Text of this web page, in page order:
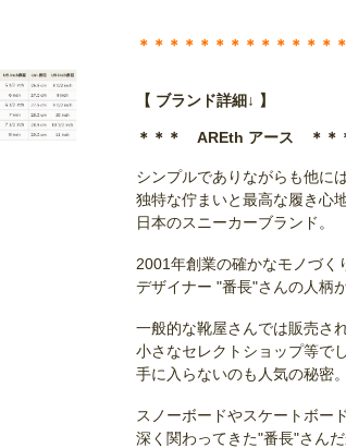
＊＊＊＊＊＊＊＊＊＊＊＊＊
【 ブランド詳細↓ 】
＊＊＊ AREth アース ＊＊
シンプルでありながらも他に
独特な佇まいと最高な履き心
日本のスニーカーブランド。
2001年創業の確かなモノづく
デザイナー "番長"さんの人柄が
一般的な靴屋さんでは販売さ
小さなセレクトショップ等で
手に入らないのも人気の秘密。
スノーボードやスケートボー
深く関わってきた"番長"さん